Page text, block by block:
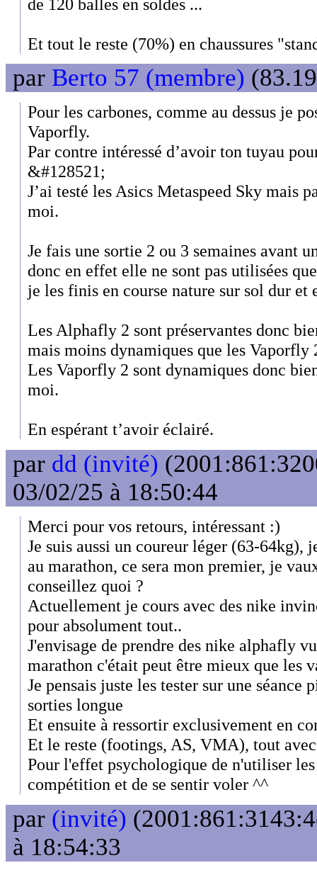
Et tout le reste (70%) en chaussures
par Berto 57 (membre)
Pour les carbones, comme au dessus je
Vaporfly.
Par contre intéressé d’avoir ton tuyau
&#128521;
J’ai testé les Asics Metaspeed Sky mais
moi.
Je fais une sortie 2 ou 3 semaines avant
donc en effet elle ne sont pas utilisées
je les finis en course nature sur sol dur et
Les Alphafly 2 sont préservantes donc
mais moins dynamiques que les Vaporfly
Les Vaporfly 2 sont dynamiques donc
moi.
En espérant t’avoir éclairé.
par dd (invité)
03/02/25 à 18:50:44
Merci pour vos retours, intéressant :)
Je suis aussi un coureur léger (63-64kg),
au marathon, ce sera mon premier, je
conseillez quoi ?
Actuellement je cours avec des nike
pour absolument tout..
J'envisage de prendre des nike alphafly
marathon c'était peut être mieux que les
Je pensais juste les tester sur une séance
sorties longue
Et ensuite à ressortir exclusivement en
Et le reste (footings, AS, VMA), tout
Pour l'effet psychologique de n'utiliser les
compétition et de se sentir voler ^^
par (invité)
à 18:54:33